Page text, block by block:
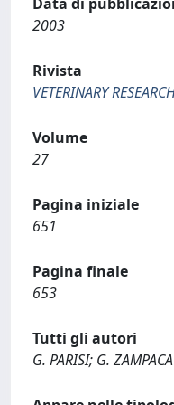
2003
Rivista
VETERINARY
Volume
27
Pagina iniziale
651
Pagina finale
653
Tutti gli autori
G. PARISI; G.